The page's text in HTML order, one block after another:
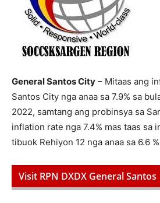
General Santos City – Mitaas ang
Santos City nga anaa sa 7.9% sa
2022, samtang ang probinsya sa
inflation rate nga 7.4% mas taas sa
tibuok Rehiyon 12 nga anaa sa 6.6
Visit RPN DXDX General Santos